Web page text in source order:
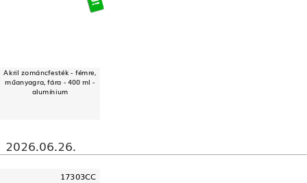
Akril zománcfesték - fémre,
műanyagra, fára - 400 ml -
alumínium
2026.06.26.
17303CC